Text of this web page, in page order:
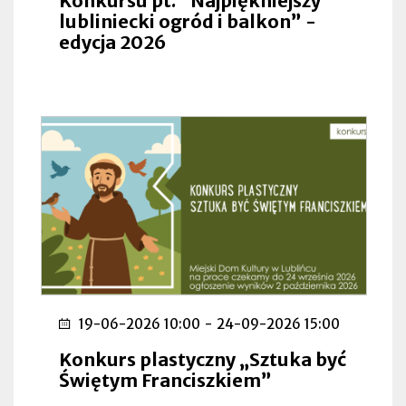
lubliniecki ogród i balkon” -
edycja 2026
19-06-2026 10:00 - 24-09-2026 15:00
Konkurs plastyczny „Sztuka być
Świętym Franciszkiem”